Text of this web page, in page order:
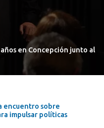
en Concepción junto al
encuentro sobre
impulsar políticas